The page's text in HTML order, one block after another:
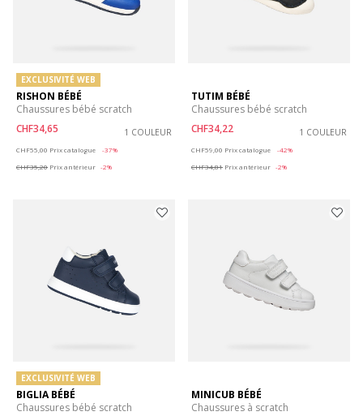
EXCLUSIVITÉ WEB
RISHON BÉBÉ
Chaussures bébé scratch
CHF34,65
1 COULEUR
CHF55,00 Prix catalogue
-37%
CHF35,20 Prix antérieur -2%
TUTIM BÉBÉ
Chaussures bébé scratch
CHF34,22
1 COULEUR
CHF59,00 Prix catalogue
-42%
CHF34,81 Prix antérieur -2%
EXCLUSIVITÉ WEB
BIGLIA BÉBÉ
Chaussures bébé scratch
MINICUB BÉBÉ
Chaussures à scratch